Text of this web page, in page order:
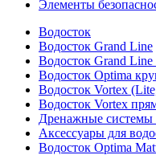
Элементы
Водосток
Водосток Grand Line
Водосток Grand
Водосток Optima
Водосток Vortex
Водосток Vortex
Дренажные системы
Аксессуары для
Водосток Optima